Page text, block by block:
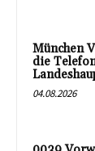
München
die
04.08.2026